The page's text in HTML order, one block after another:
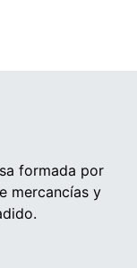
formada por
mercancías y